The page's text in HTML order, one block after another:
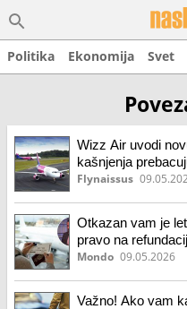
Politika Ekonomija Svet
Wizz Air uvodi
kašnjenja
kompanije
Flynaissus
Otkazan vam je
pravo na
Mondo 09.05.2026
Važno! Ako vam